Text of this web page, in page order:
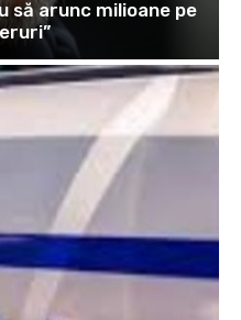
să arunc milioane pe